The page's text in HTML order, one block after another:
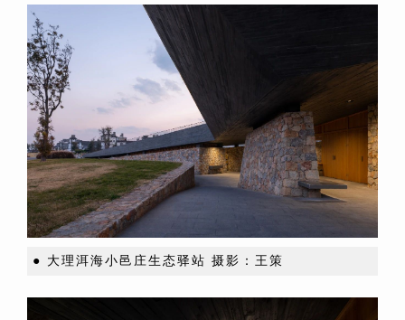
● 大理洱海小邑庄生态驿站 摄影：王策